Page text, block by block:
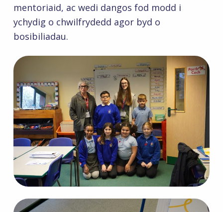
mentoriaid, ac wedi dangos fod modd i
ychydig o chwilfrydedd agor byd o
bosibiliadau.